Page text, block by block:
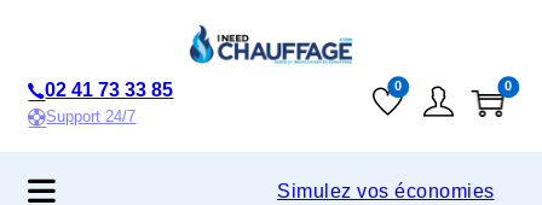
02 41 73 33 85
Support 24/7
0 0
Simulez vos économies